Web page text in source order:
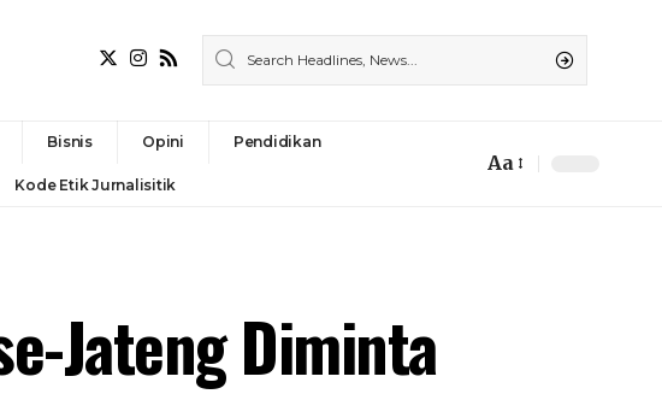
Bisnis Opini Pendidikan
Kode Etik Jurnalisitik
Aa
Jateng Diminta